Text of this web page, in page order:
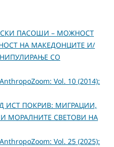
ПАСОШИ – МОЖНОСТ
НА МАКЕДОНЦИТЕ И/
СО
Vol. 10 (2014):
ИСТ ПОКРИВ: МИГРАЦИИ,
МОРАЛНИТЕ СВЕТОВИ НА
Vol. 25 (2025):